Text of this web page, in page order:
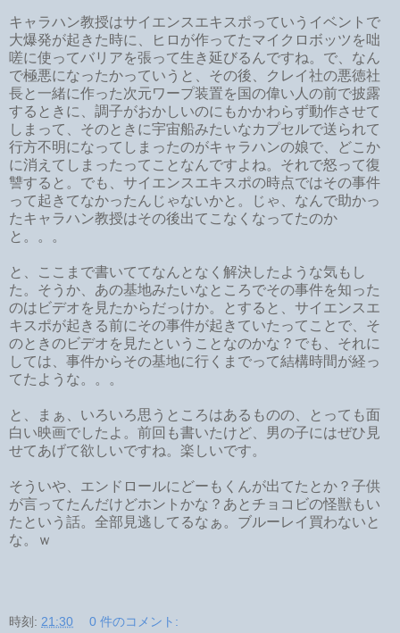
キャラハン教授はサイエンスエキスポっていうイベントで
大爆発が起きた時に、ヒロが作ってたマイクロボッツを咄
嗟に使ってバリアを張って生き延びるんですね。で、なん
で極悪になったかっていうと、その後、クレイ社の悪徳社
長と一緒に作った次元ワープ装置を国の偉い人の前で披露
するときに、調子がおかしいのにもかかわらず動作させて
しまって、そのときに宇宙船みたいなカプセルで送られて
行方不明になってしまったのがキャラハンの娘で、どこか
に消えてしまったってことなんですよね。それで怒って復
讐すると。でも、サイエンスエキスポの時点ではその事件
って起きてなかったんじゃないかと。じゃ、なんで助かっ
たキャラハン教授はその後出てこなくなってたのか
と。。。
と、ここまで書いててなんとなく解決したような気もし
た。そうか、あの基地みたいなところでその事件を知った
のはビデオを見たからだっけか。とすると、サイエンスエ
キスポが起きる前にその事件が起きていたってことで、そ
のときのビデオを見たということなのかな？でも、それに
しては、事件からその基地に行くまでって結構時間が経っ
てたような。。。
と、まぁ、いろいろ思うところはあるものの、とっても面
白い映画でしたよ。前回も書いたけど、男の子にはぜひ見
せてあげて欲しいですね。楽しいです。
そういや、エンドロールにどーもくんが出てたとか？子供
が言ってたんだけどホントかな？あとチョコビの怪獣もい
たという話。全部見逃してるなぁ。ブルーレイ買わないと
な。ｗ
時刻: 21:30 0 件のコメント: